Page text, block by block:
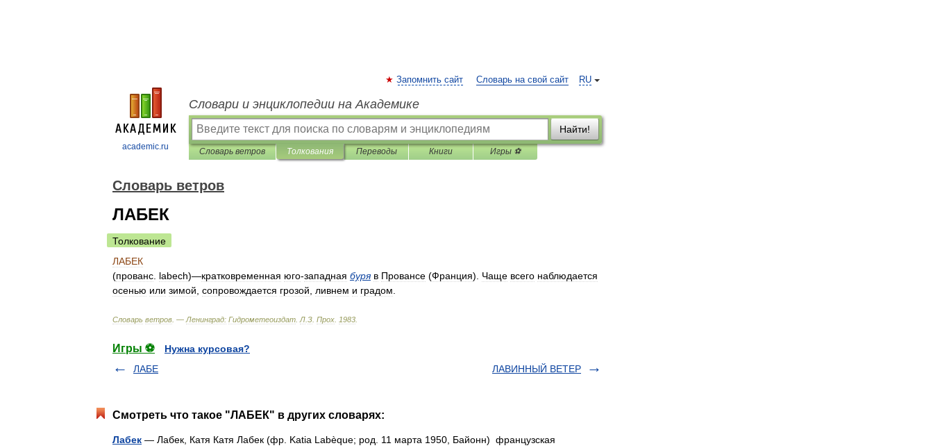
academic.ru
RU
Запомнить сайт Словарь на свой сайт
Словари и энциклопедии на Академике
Найти!
Словарь ветров Толкования Переводы Книги Игры ⚽
Словарь ветров
ЛАБЕК
Толкование
ЛАБЕК
(прованс labech)—кратковременная юго-западная буря в Провансе (Франция). Чаще всего наблюдается
осенью или зимой сопровождается грозой ливнем и градом
Словарь ветров . — Ленинград: Гидрометеоиздат Л З Прох 1983
Игры ⚽
Нужна курсовая?
ЛАБЕ
ЛАВИННЫЙ ВЕТЕР
Смотреть что такое "ЛАБЕК" в других словарях:
Лабек — Лабек, Катя Катя Лабек (фр. Katia Labèque; род. 11 марта 1950, Байонн) французская